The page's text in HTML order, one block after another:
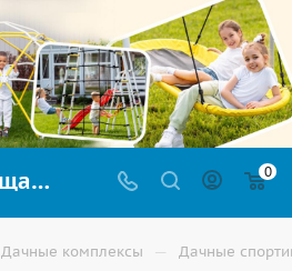
Детские площадки для частного дома и дачи купить в Элисте недорого с доставкой 0
Дачные комплексы — Дачные